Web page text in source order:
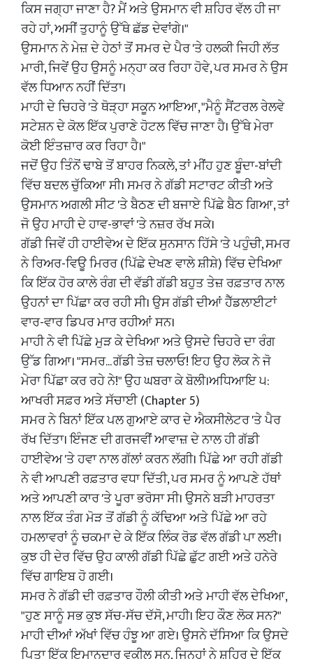
ਕਿਸ ਜਗ੍ਹਾ ਜਾਣਾ ਹੈ? ਮੈਂ ਅਤੇ ਉਸਮਾਨ ਵੀ ਸ਼ਹਿਰ ਵੱਲ ਹੀ ਜਾ
ਰਹੇ ਹਾਂ, ਅਸੀਂ ਤੁਹਾਨੂੰ ਉੱਥੇ ਛੱਡ ਦੇਵਾਂਗੇ।"
​ਉਸਮਾਨ ਨੇ ਮੇਜ਼ ਦੇ ਹੇਠਾਂ ਤੋਂ ਸਮਰ ਦੇ ਪੈਰ 'ਤੇ ਹਲਕੀ ਜਿਹੀ ਲੱਤ
ਮਾਰੀ, ਜਿਵੇਂ ਉਹ ਉਸਨੂੰ ਮਨ੍ਹਾ ਕਰ ਰਿਹਾ ਹੋਵੇ, ਪਰ ਸਮਰ ਨੇ ਉਸ
ਵੱਲ ਧਿਆਨ ਨਹੀਂ ਦਿੱਤਾ।
​ਮਾਹੀ ਦੇ ਚਿਹਰੇ 'ਤੇ ਥੋੜ੍ਹਾ ਸਕੂਨ ਆਇਆ, "ਮੈਨੂੰ ਸੈਂਟਰਲ ਰੇਲਵੇ
ਸਟੇਸ਼ਨ ਦੇ ਕੋਲ ਇੱਕ ਪੁਰਾਣੇ ਹੋਟਲ ਵਿੱਚ ਜਾਣਾ ਹੈ। ਉੱਥੇ ਮੇਰਾ
ਕੋਈ ਇੰਤਜ਼ਾਰ ਕਰ ਰਿਹਾ ਹੈ।"
​ਜਦੋਂ ਉਹ ਤਿੰਨੋਂ ਢਾਬੇ ਤੋਂ ਬਾਹਰ ਨਿਕਲੇ, ਤਾਂ ਮੀਂਹ ਹੁਣ ਬੂੰਦਾ-ਬਾਂਦੀ
ਵਿੱਚ ਬਦਲ ਚੁੱਕਿਆ ਸੀ। ਸਮਰ ਨੇ ਗੱਡੀ ਸਟਾਰਟ ਕੀਤੀ ਅਤੇ
ਉਸਮਾਨ ਅਗਲੀ ਸੀਟ 'ਤੇ ਬੈਠਣ ਦੀ ਬਜਾਏ ਪਿੱਛੇ ਬੈਠ ਗਿਆ, ਤਾਂ
ਜੋ ਉਹ ਮਾਹੀ ਦੇ ਹਾਵ-ਭਾਵਾਂ 'ਤੇ ਨਜ਼ਰ ਰੱਖ ਸਕੇ।
​ਗੱਡੀ ਜਿਵੇਂ ਹੀ ਹਾਈਵੇਅ ਦੇ ਇੱਕ ਸੁਨਸਾਨ ਹਿੱਸੇ 'ਤੇ ਪਹੁੰਚੀ, ਸਮਰ
ਨੇ ਰਿਅਰ-ਵਿਊ ਮਿਰਰ (ਪਿੱਛੇ ਦੇਖਣ ਵਾਲੇ ਸ਼ੀਸ਼ੇ) ਵਿੱਚ ਦੇਖਿਆ
ਕਿ ਇੱਕ ਹੋਰ ਕਾਲੇ ਰੰਗ ਦੀ ਵੱਡੀ ਗੱਡੀ ਬਹੁਤ ਤੇਜ਼ ਰਫ਼ਤਾਰ ਨਾਲ
ਉਹਨਾਂ ਦਾ ਪਿੱਛਾ ਕਰ ਰਹੀ ਸੀ। ਉਸ ਗੱਡੀ ਦੀਆਂ ਹੈੱਡਲਾਈਟਾਂ
ਵਾਰ-ਵਾਰ ਡਿਪਰ ਮਾਰ ਰਹੀਆਂ ਸਨ।
​ਮਾਹੀ ਨੇ ਵੀ ਪਿੱਛੇ ਮੁੜ ਕੇ ਦੇਖਿਆ ਅਤੇ ਉਸਦੇ ਚਿਹਰੇ ਦਾ ਰੰਗ
ਉੱਡ ਗਿਆ। "ਸਮਰ... ਗੱਡੀ ਤੇਜ਼ ਚਲਾਓ! ਇਹ ਉਹ ਲੋਕ ਨੇ ਜੋ
ਮੇਰਾ ਪਿੱਛਾ ਕਰ ਰਹੇ ਨੇ!" ਉਹ ਘਬਰਾ ਕੇ ਬੋਲੀ।ਅਧਿਆਇ ੫:
ਆਖਰੀ ਸਫ਼ਰ ਅਤੇ ਸੱਚਾਈ (Chapter 5)
​ਸਮਰ ਨੇ ਬਿਨਾਂ ਇੱਕ ਪਲ ਗੁਆਏ ਕਾਰ ਦੇ ਐਕਸੀਲੇਟਰ 'ਤੇ ਪੈਰ
ਰੱਖ ਦਿੱਤਾ। ਇੰਜਣ ਦੀ ਗਰਜਵੀਂ ਆਵਾਜ਼ ਦੇ ਨਾਲ ਹੀ ਗੱਡੀ
ਹਾਈਵੇਅ 'ਤੇ ਹਵਾ ਨਾਲ ਗੱਲਾਂ ਕਰਨ ਲੱਗੀ। ਪਿੱਛੇ ਆ ਰਹੀ ਗੱਡੀ
ਨੇ ਵੀ ਆਪਣੀ ਰਫ਼ਤਾਰ ਵਧਾ ਦਿੱਤੀ, ਪਰ ਸਮਰ ਨੂੰ ਆਪਣੇ ਹੱਥਾਂ
ਅਤੇ ਆਪਣੀ ਕਾਰ 'ਤੇ ਪੂਰਾ ਭਰੋਸਾ ਸੀ। ਉਸਨੇ ਬੜੀ ਮਾਹਰਤਾ
ਨਾਲ ਇੱਕ ਤੰਗ ਮੋੜ ਤੋਂ ਗੱਡੀ ਨੂੰ ਕੱਢਿਆ ਅਤੇ ਪਿੱਛੇ ਆ ਰਹੇ
ਹਮਲਾਵਰਾਂ ਨੂੰ ਚਕਮਾ ਦੇ ਕੇ ਇੱਕ ਲਿੰਕ ਰੋਡ ਵੱਲ ਗੱਡੀ ਪਾ ਲਈ।
ਕੁਝ ਹੀ ਦੇਰ ਵਿੱਚ ਉਹ ਕਾਲੀ ਗੱਡੀ ਪਿੱਛੇ ਛੁੱਟ ਗਈ ਅਤੇ ਹਨੇਰੇ
ਵਿੱਚ ਗਾਇਬ ਹੋ ਗਈ।
​ਸਮਰ ਨੇ ਗੱਡੀ ਦੀ ਰਫ਼ਤਾਰ ਹੌਲੀ ਕੀਤੀ ਅਤੇ ਮਾਹੀ ਵੱਲ ਦੇਖਿਆ,
"ਹੁਣ ਸਾਨੂੰ ਸਭ ਕੁਝ ਸੱਚ-ਸੱਚ ਦੱਸੋ, ਮਾਹੀ। ਇਹ ਕੌਣ ਲੋਕ ਸਨ?"
​ਮਾਹੀ ਦੀਆਂ ਅੱਖਾਂ ਵਿੱਚ ਹੰਝੂ ਆ ਗਏ। ਉਸਨੇ ਦੱਸਿਆ ਕਿ ਉਸਦੇ